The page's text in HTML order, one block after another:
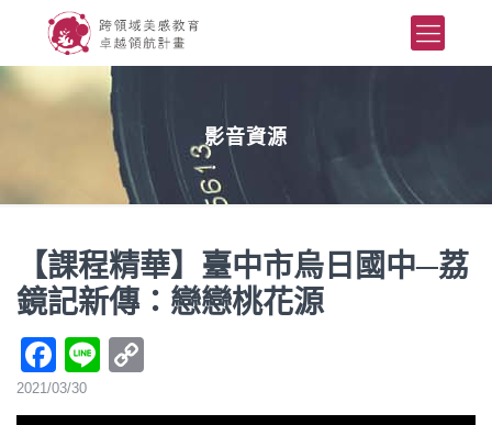
影音資源
【課程精華】臺中市烏日國中─荔
鏡記新傳：戀戀桃花源
Facebook
Line
2021/03/30